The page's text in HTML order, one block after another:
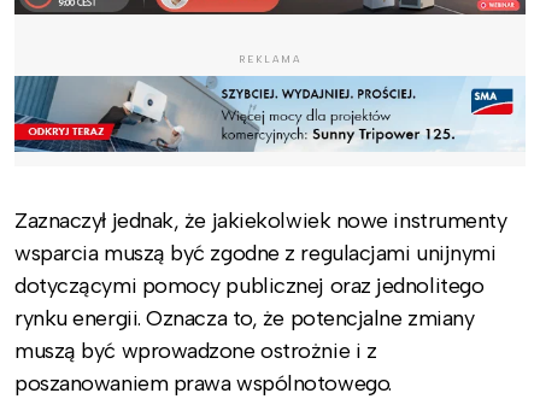
REKLAMA
Zaznaczył jednak, że jakiekolwiek nowe instrumenty
wsparcia muszą być zgodne z regulacjami unijnymi
dotyczącymi pomocy publicznej oraz jednolitego
rynku energii. Oznacza to, że potencjalne zmiany
muszą być wprowadzone ostrożnie i z
poszanowaniem prawa wspólnotowego.